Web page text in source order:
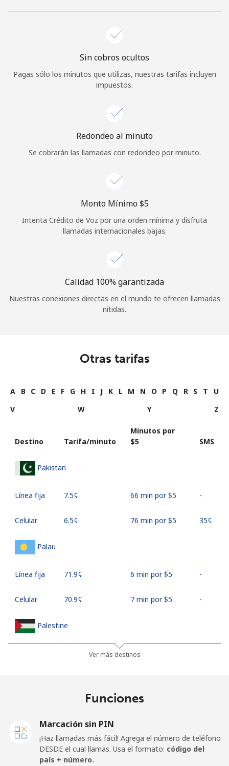
¿Olvidaste tu contraseña? →
Iniciar Sesión
Sin cobros ocultos
Pagas sólo los minutos que utilizas, nuestras tarifas incluyen
impuestos.
Redondeo al minuto
Se cobrarán las llamadas con redondeo por minuto.
Monto Mínimo ⁦$5⁩
Intenta Crédito de Voz por una orden mínima y disfruta
llamadas internacionales bajas.
Calidad 100% garantizada
Nuestras conexiones directas en el mundo te ofrecen llamadas
nítidas.
Otras tarifas
A B C D E F G H I J K L M N O P Q R S T
U
V
W Y Z
Destino Tarifa/minuto
Minutos por
⁦$5⁩
SMS
Pakistan
Línea fija ⁦7.5¢⁩ 66 min por ⁦$5⁩ -
Celular ⁦6.5¢⁩ 76 min por ⁦$5⁩ ⁦35¢⁩
Palau
Línea fija ⁦71.9¢⁩ 6 min por ⁦$5⁩ -
Celular ⁦70.9¢⁩ 7 min por ⁦$5⁩ -
Palestine
17 min por ⁦$5⁩
Línea fija
⁦19.9¢⁩
Ver más destinos
Funciones
Marcación sin PIN
¡Haz llamadas más fácil! Agrega el número de teléfono
DESDE el cual llamas. Usa el formato: código del
país + número.